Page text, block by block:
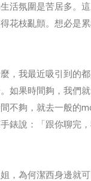
活氛圍是苦居多。
花枝亂顫。想必是
麼，我最近吸引到的
如果時間夠，我們
不夠，就去一般的
錶說：「跟你聊完
，為何潔西身邊就